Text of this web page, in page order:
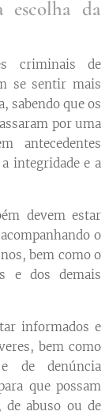
escolha da
criminais de
se sentir mais
sabendo que os
por uma
antecedentes
integridade e a
devem estar
o
bem como o
e dos demais
informados e
bem como
de denúncia
que possam
de abuso ou de